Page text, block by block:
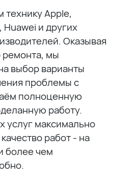
Apple,
Huawei и других
Оказывая
ремонта, мы
выбор варианты
проблемы с
полноценную
работу.
услуг максимально
работ - на
более чем